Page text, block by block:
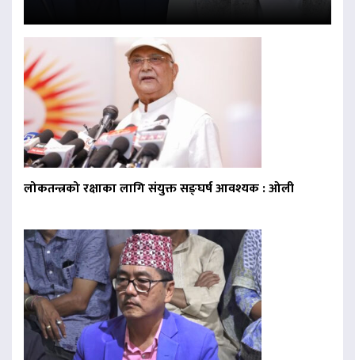
लोकतन्त्रको रक्षाका लागि संयुक्त सङ्घर्ष आवश्यक : ओली